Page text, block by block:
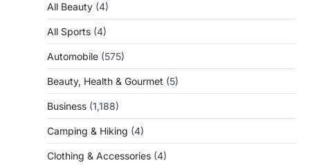
All Beauty (4)
All Sports (4)
Automobile (575)
Beauty, Health & Gourmet (5)
Business (1,188)
Camping & Hiking (4)
Clothing & Accessories (4)